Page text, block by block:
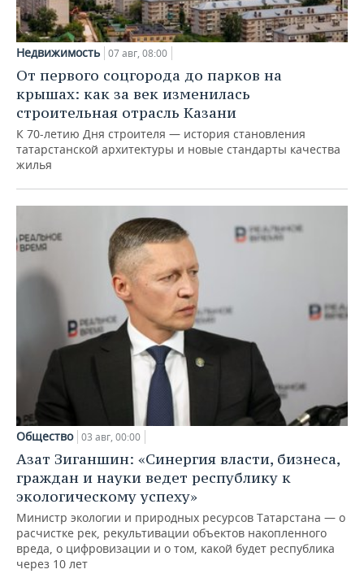
Недвижимость 07 авг, 08:00
От первого соцгорода до парков на
крышах: как за век изменилась
строительная отрасль Казани
К 70-летию Дня строителя — история становления
татарстанской архитектуры и новые стандарты качества
жилья
Общество 03 авг, 00:00
Азат Зиганшин: «Синергия власти, бизнеса,
граждан и науки ведет республику к
экологическому успеху»
Министр экологии и природных ресурсов Татарстана — о
расчистке рек, рекультивации объектов накопленного
вреда, о цифровизации и о том, какой будет республика
через 10 лет